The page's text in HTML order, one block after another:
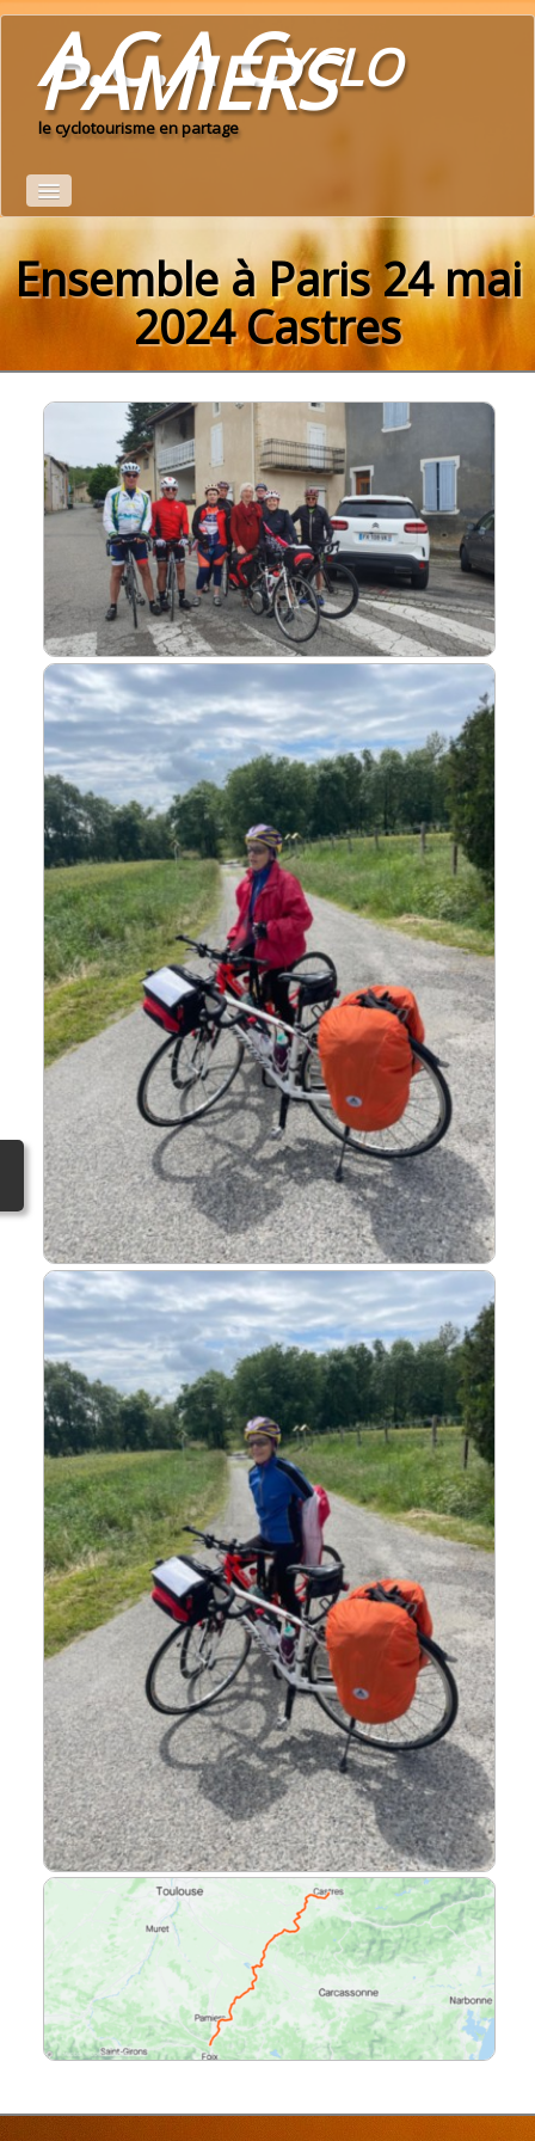
A.C.A Cyclo
PAMIERS
le cyclotourisme en partage
Accueil
calendrier du club 2026
Idées de parcours
Espace adhérents▼
albums photo▼
L'Europe de Michel
Ensemble à Paris 24 mai
2024 Castres